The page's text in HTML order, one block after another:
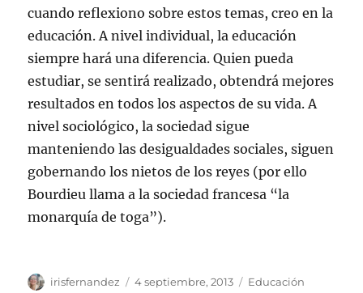
cuando reflexiono sobre estos temas, creo en la
educación. A nivel individual, la educación
siempre hará una diferencia. Quien pueda
estudiar, se sentirá realizado, obtendrá mejores
resultados en todos los aspectos de su vida. A
nivel sociológico, la sociedad sigue
manteniendo las desigualdades sociales, siguen
gobernando los nietos de los reyes (por ello
Bourdieu llama a la sociedad francesa “la
monarquía de toga”).
Autor
irisfernandez
Publicado
4 septiembre, 2013 Categorías
Educación